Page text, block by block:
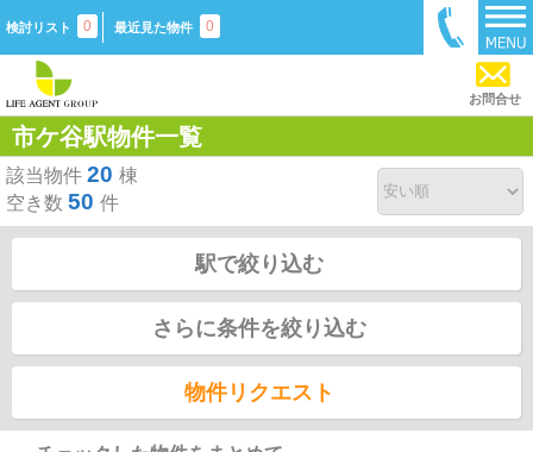
検討リスト 0 最近見た物件 0
お問合せ
市ケ谷駅物件一覧
該当物件 20 棟
空き数 50 件
駅で絞り込む
さらに条件を絞り込む
物件リクエスト